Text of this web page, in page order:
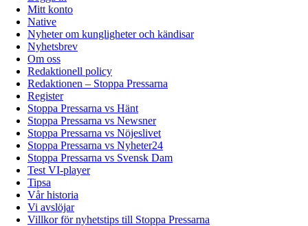
Mitt konto
Native
Nyheter om kungligheter och kändisar
Nyhetsbrev
Om oss
Redaktionell policy
Redaktionen – Stoppa Pressarna
Register
Stoppa Pressarna vs Hänt
Stoppa Pressarna vs Newsner
Stoppa Pressarna vs Nöjeslivet
Stoppa Pressarna vs Nyheter24
Stoppa Pressarna vs Svensk Dam
Test VI-player
Tipsa
Vår historia
Vi avslöjar
Villkor för nyhetstips till Stoppa Pressarna